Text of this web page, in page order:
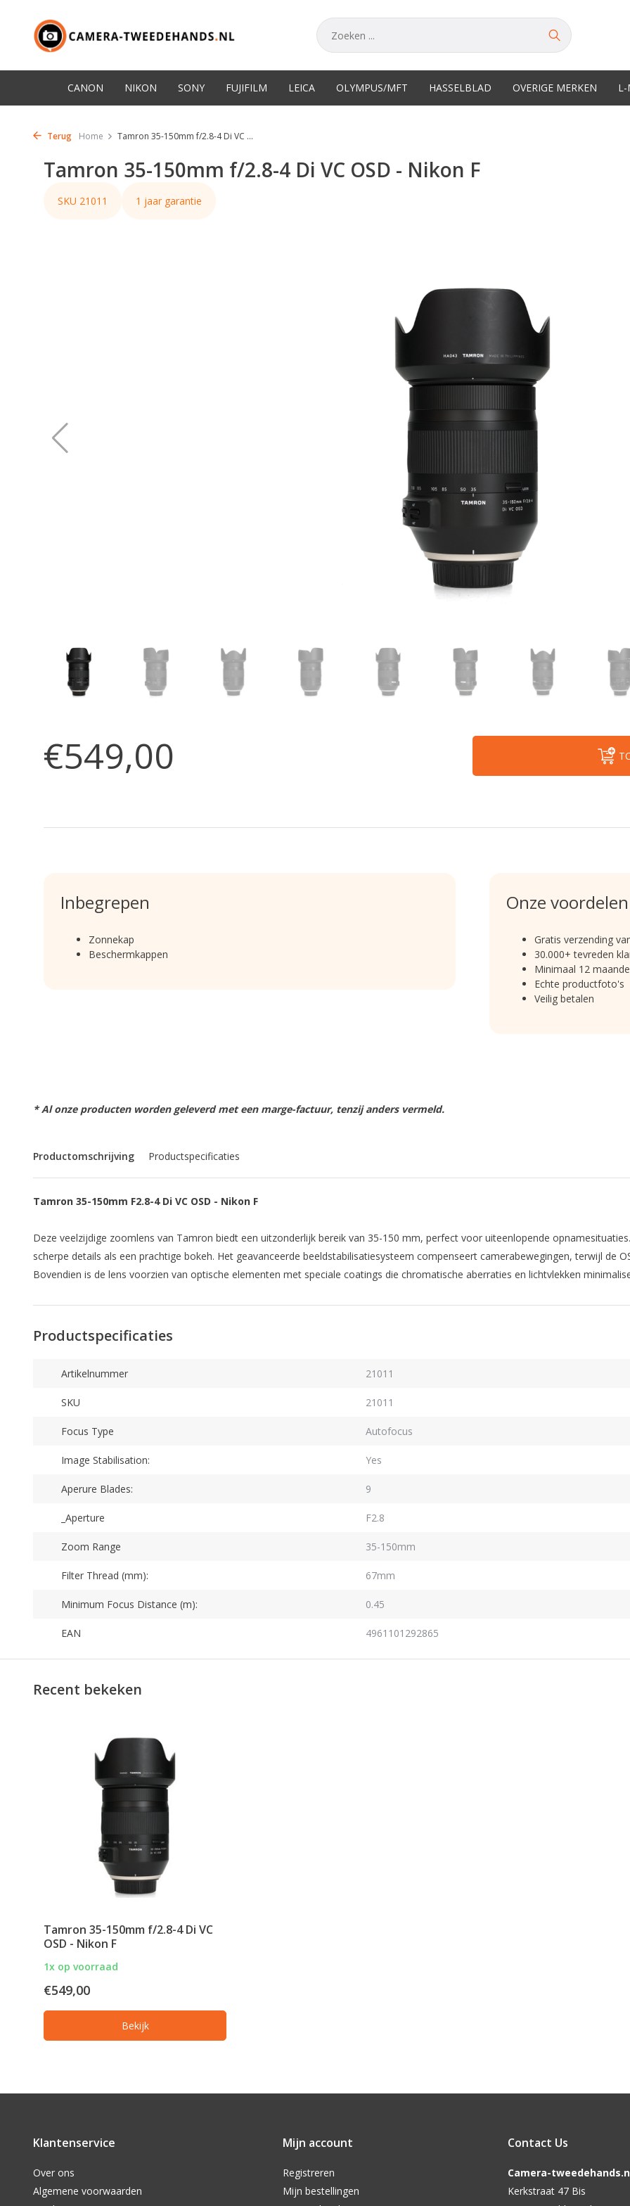
CANON NIKON SONY FUJIFILM LEICA OLYMPUS/MFT HASSELBLAD OVERIGE MERKEN L-
Terug Home Tamron 35-150mm f/2.8-4 Di VC ...
Tamron 35-150mm f/2.8-4 Di VC OSD - Nikon F
SKU 21011 1 jaar garantie
€549,00
Inbegrepen
Zonnekap
Beschermkappen
Onze voordelen
Gratis verzending
30.000+ tevreden
Minimaal 12
Echte productfoto's
Veilig betalen
* Al onze producten worden geleverd met een marge-factuur, tenzij anders vermeld.
Productomschrijving Productspecificaties
Tamron 35-150mm F2.8-4 Di VC OSD - Nikon F
Deze veelzijdige zoomlens van Tamron biedt een uitzonderlijk bereik van 35-150 mm, perfect voor uiteenlopende
scherpe details als een prachtige bokeh. Het geavanceerde beeldstabilisatiesysteem compenseert camerabewegingen, terwijl de
Bovendien is de lens voorzien van optische elementen met speciale coatings die chromatische aberraties en lichtvlekken
Productspecificaties
Artikelnummer 21011
SKU 21011
Focus Type Autofocus
Image Stabilisation: Yes
Aperure Blades: 9
_Aperture F2.8
Zoom Range 35-150mm
Filter Thread (mm): 67mm
Minimum Focus Distance (m): 0.45
EAN 4961101292865
Recent bekeken
Tamron 35-150mm f/2.8-4 Di VC
OSD - Nikon F
1x op voorraad
€549,00
Bekijk
Klantenservice
Over ons
Algemene voorwaarden
Mijn account
Registreren
Mijn bestellingen
Contact Us
Camera-
Kerkstraat 47 Bis